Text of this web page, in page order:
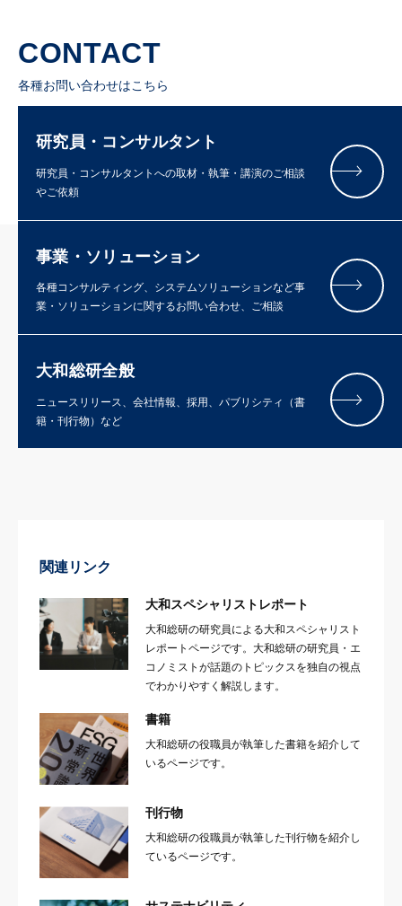
CONTACT
各種お問い合わせはこちら
研究員・コンサルタント
研究員・コンサルタントへの取材・執筆・講演のご相談
やご依頼
事業・ソリューション
各種コンサルティング、システムソリューションなど事
業・ソリューションに関するお問い合わせ、ご相談
大和総研全般
ニュースリリース、会社情報、採用、パブリシティ（書
籍・刊行物）など
関連リンク
大和スペシャリストレポート
大和総研の研究員による大和スペシャリスト
レポートページです。大和総研の研究員・エ
コノミストが話題のトピックスを独自の視点
でわかりやすく解説します。
書籍
大和総研の役職員が執筆した書籍を紹介して
いるページです。
刊行物
大和総研の役職員が執筆した刊行物を紹介し
ているページです。